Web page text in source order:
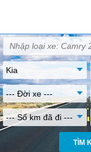
Kia
--- Đời xe ---
--- Số km đã đi ---